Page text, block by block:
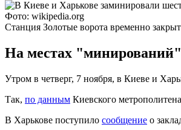
Фото: wikipedia.org
Станция Золотые ворота временно
На местах "минирований"
Утром в четверг, 7 ноября, в Киеве и
Так, по данным Киевского
В Харькове поступило сообщение о